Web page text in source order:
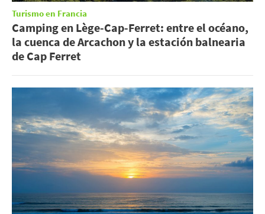
Turismo en Francia
Camping en Lège-Cap-Ferret: entre el océano,
la cuenca de Arcachon y la estación balnearia
de Cap Ferret